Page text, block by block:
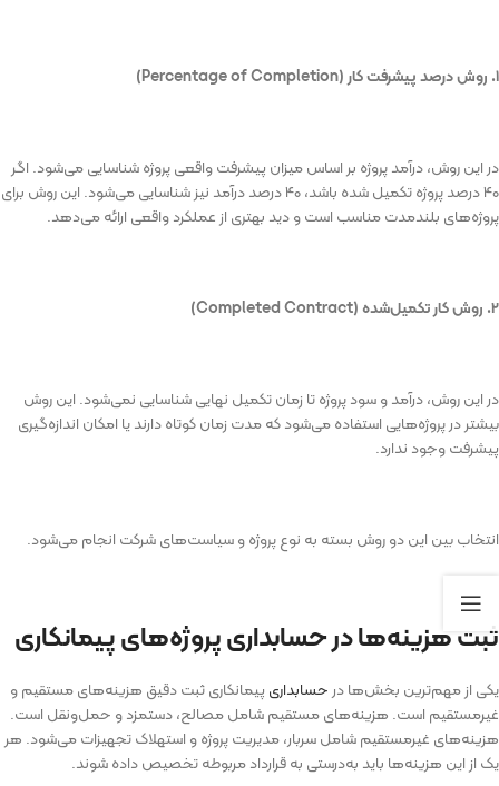
۱. روش درصد پیشرفت کار ( Percentage of Completion
)
در این روش، درآمد پروژه بر اساس میزان پیشرفت واقعی پروژه شناسایی می‌شود. اگر
۴۰ درصد پروژه تکمیل شده باشد، ۴۰ درصد درآمد نیز شناسایی می‌شود. این روش برای
پروژه‌های بلندمدت مناسب است و دید بهتری از عملکرد واقعی ارائه می‌دهد.
۲. روش کار تکمیل‌شده ( Completed Contract
)
در این روش، درآمد و سود پروژه تا زمان تکمیل نهایی شناسایی نمی‌شود. این روش
بیشتر در پروژه‌هایی استفاده می‌شود که مدت زمان کوتاه دارند یا امکان اندازه‌گیری
پیشرفت وجود ندارد.
انتخاب بین این دو روش بسته به نوع پروژه و سیاست‌های شرکت انجام می‌شود.
ثبت هزینه‌ها در حسابداری پروژه‌های پیمانکاری
یکی از مهم‌ترین بخش‌ها درحسابداری پیمانکاری ثبت دقیق هزینه‌های مستقیم و
غیرمستقیم است. هزینه‌های مستقیم شامل مصالح، دستمزد و حمل‌ونقل است.
هزینه‌های غیرمستقیم شامل سربار، مدیریت پروژه و استهلاک تجهیزات می‌شود. هر
یک از این هزینه‌ها باید به‌درستی به قرارداد مربوطه تخصیص داده شوند.